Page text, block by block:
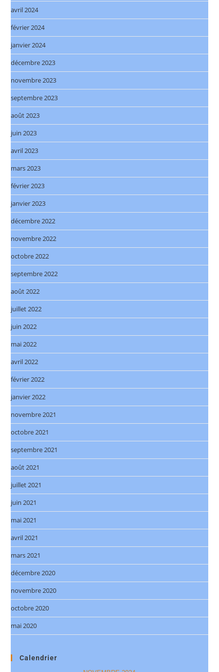
avril 2024
février 2024
janvier 2024
décembre 2023
novembre 2023
septembre 2023
août 2023
juin 2023
avril 2023
mars 2023
février 2023
janvier 2023
décembre 2022
novembre 2022
octobre 2022
septembre 2022
août 2022
juillet 2022
juin 2022
mai 2022
avril 2022
février 2022
janvier 2022
novembre 2021
octobre 2021
septembre 2021
août 2021
juillet 2021
juin 2021
mai 2021
avril 2021
mars 2021
décembre 2020
novembre 2020
octobre 2020
mai 2020
Calendrier